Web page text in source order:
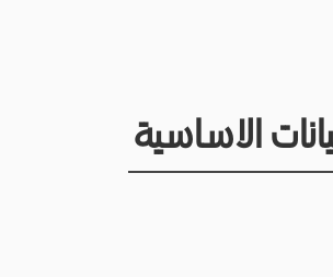
الاساسية